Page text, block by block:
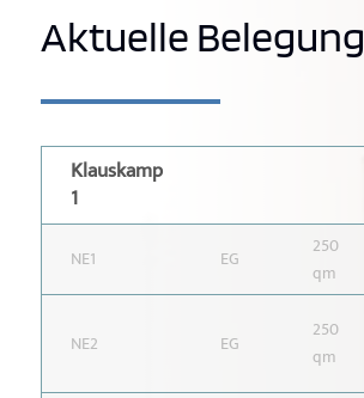
Aktuelle Belegung
Klauskamp
1
NE1 EG
250
qm
NE2 EG
250
qm